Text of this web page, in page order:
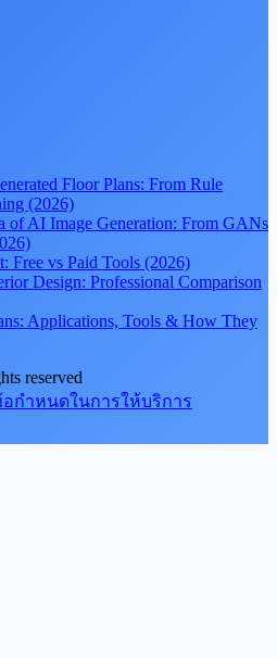
Floor Plans: From Rule
(2026)
of AI Image Generation: From GANs
Free vs Paid Tools (2026)
Design: Professional Comparison
Applications, Tools & How They
reserved
กำหนดในการให้บริการ